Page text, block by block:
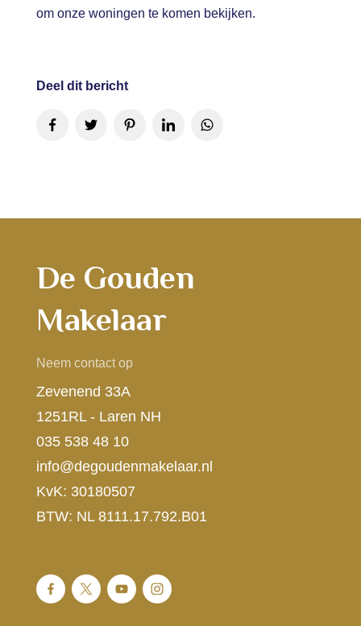
om onze woningen te komen bekijken.
Deel dit bericht
De Gouden
Makelaar
Neem contact op
Zevenend 33A
1251RL - Laren NH
035 538 48 10
info@degoudenmakelaar.nl
KvK: 30180507
BTW: NL 8111.17.792.B01